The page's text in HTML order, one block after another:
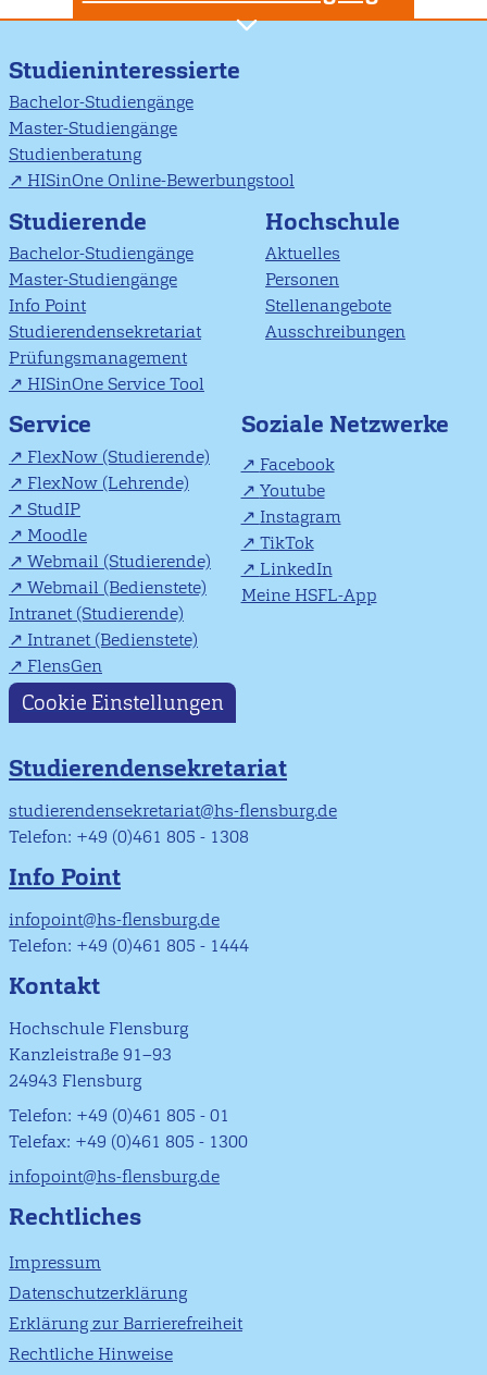
Studieninteressierte
Bachelor-Studiengänge
Master-Studiengänge
Studienberatung
HISinOne Online-Bewerbungstool
Studierende
Bachelor-Studiengänge
Master-Studiengänge
Info Point
Studierendensekretariat
Prüfungsmanagement
HISinOne Service Tool
Hochschule
Aktuelles
Personen
Stellenangebote
Ausschreibungen
Service
FlexNow (Studierende)
FlexNow (Lehrende)
StudIP
Moodle
Webmail (Studierende)
Webmail (Bedienstete)
Intranet (Studierende)
Intranet (Bedienstete)
FlensGen
Soziale Netzwerke
Facebook
Youtube
Instagram
TikTok
LinkedIn
Meine HSFL-App
Cookie Einstellungen
Studierendensekretariat
studierendensekretariat@hs-flensburg.de
Telefon: +49 (0)461 805 - 1308
Info Point
infopoint@hs-flensburg.de
Telefon: +49 (0)461 805 - 1444
Kontakt
Hochschule Flensburg
Kanzleistraße 91–93
24943 Flensburg
Telefon: +49 (0)461 805 - 01
Telefax: +49 (0)461 805 - 1300
infopoint@hs-flensburg.de
Rechtliches
Impressum
Datenschutzerklärung
Erklärung zur Barrierefreiheit
Rechtliche Hinweise